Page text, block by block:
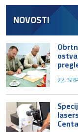
NOVOSTI
22.